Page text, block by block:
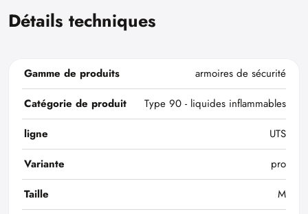
Détails techniques
Gamme de produits
armoires de sécurité
Catégorie de produit
Type 90 - liquides inflammables
ligne
UTS
Variante
pro
Taille
M